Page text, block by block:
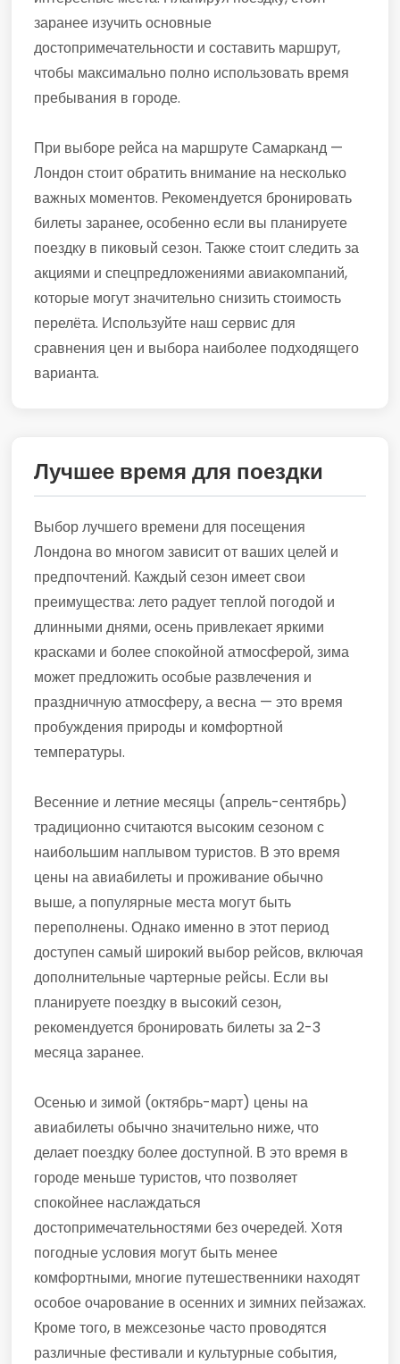
заранее изучить основные
достопримечательности и составить маршрут,
чтобы максимально полно использовать время
пребывания в городе.
При выборе рейса на маршруте Самарканд —
Лондон стоит обратить внимание на несколько
важных моментов. Рекомендуется бронировать
билеты заранее, особенно если вы планируете
поездку в пиковый сезон. Также стоит следить за
акциями и спецпредложениями авиакомпаний,
которые могут значительно снизить стоимость
перелёта. Используйте наш сервис для
сравнения цен и выбора наиболее подходящего
варианта.
Лучшее время для поездки
Выбор лучшего времени для посещения
Лондона во многом зависит от ваших целей и
предпочтений. Каждый сезон имеет свои
преимущества: лето радует теплой погодой и
длинными днями, осень привлекает яркими
красками и более спокойной атмосферой, зима
может предложить особые развлечения и
праздничную атмосферу, а весна — это время
пробуждения природы и комфортной
температуры.
Весенние и летние месяцы (апрель-сентябрь)
традиционно считаются высоким сезоном с
наибольшим наплывом туристов. В это время
цены на авиабилеты и проживание обычно
выше, а популярные места могут быть
переполнены. Однако именно в этот период
доступен самый широкий выбор рейсов, включая
дополнительные чартерные рейсы. Если вы
планируете поездку в высокий сезон,
рекомендуется бронировать билеты за 2-3
месяца заранее.
Осенью и зимой (октябрь-март) цены на
авиабилеты обычно значительно ниже, что
делает поездку более доступной. В это время в
городе меньше туристов, что позволяет
спокойнее наслаждаться
достопримечательностями без очередей. Хотя
погодные условия могут быть менее
комфортными, многие путешественники находят
особое очарование в осенних и зимних пейзажах.
Кроме того, в межсезонье часто проводятся
различные фестивали и культурные события,